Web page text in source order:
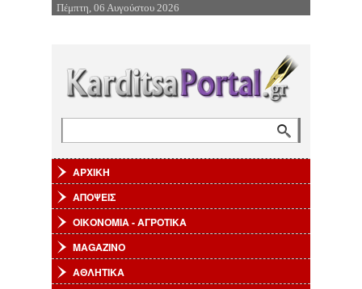
Επιστροφή στην Πλοήγηση
Πέμπτη, 06 Αυγούστου 2026
Φόρμα αναζήτησης
ΑΡΧΙΚΗ
ΑΠΟΨΕΙΣ
ΟΙΚΟΝΟΜΙΑ - ΑΓΡΟΤΙΚΑ
MAGAZINO
ΑΘΛΗΤΙΚΑ